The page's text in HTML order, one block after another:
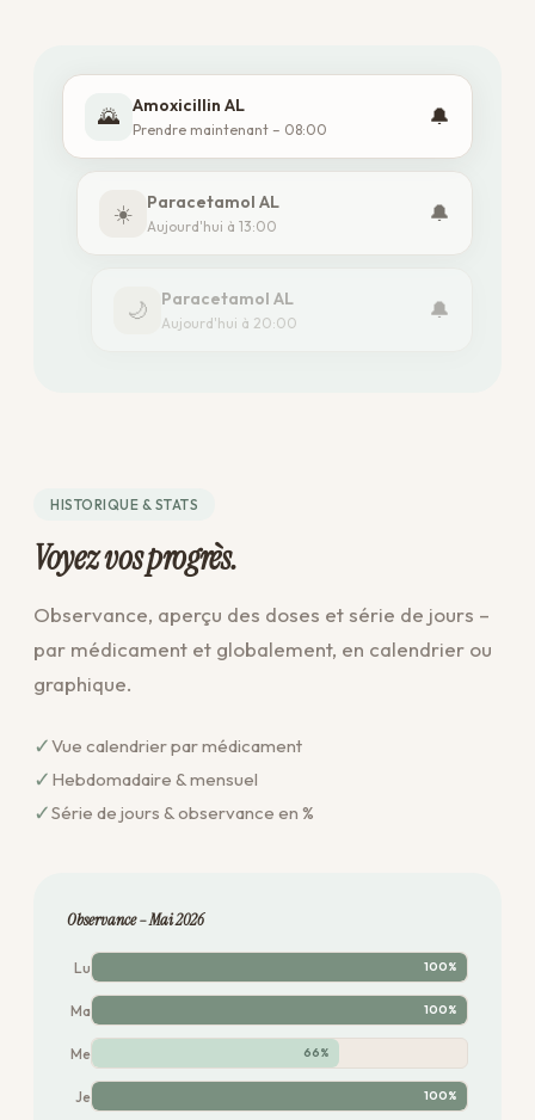
🌄 Amoxicillin AL
Prendre maintenant – 08:00 🔔
☀️ Paracetamol AL
Aujourd'hui à 13:00 🔔
🌙 Paracetamol AL
Aujourd'hui à 20:00 🔔
HISTORIQUE & STATS
Voyez vos progrès.
Observance, aperçu des doses et série de jours –
par médicament et globalement, en calendrier ou
graphique.
✓Vue calendrier par médicament
✓ Hebdomadaire & mensuel
✓Série de jours & observance en %
Observance – Mai 2026
Lu 100%
Ma 100%
Me 66%
Je 100%